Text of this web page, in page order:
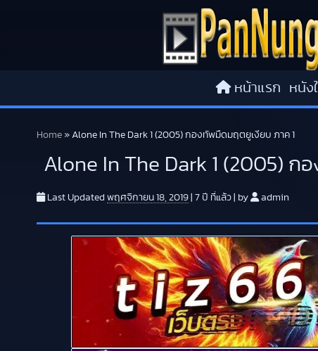
หน้าแรก หนัง
Home » Alone In The Dark 1 (2005) กองทัพมืดมฤตยูเงียบ ภาค 1
Alone In The Dark 1 (2005) ก
Last Updated พฤศจิกายน 18, 2019 7 ปี ที่แล้ว by admin